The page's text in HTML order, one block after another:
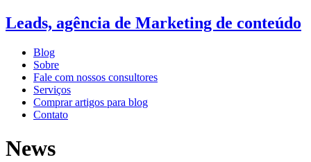
Leads, agência de Marketing de conteúdo
Blog
Sobre
Fale com nossos consultores
Serviços
Comprar artigos para blog
Contato
News